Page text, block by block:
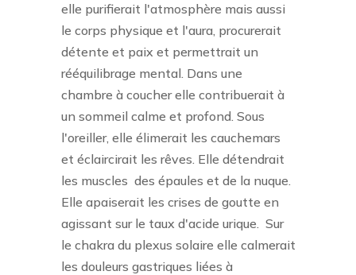
elle purifierait l'atmosphère mais aussi
le corps physique et l'aura, procurerait
détente et paix et permettrait un
rééquilibrage mental. Dans une
chambre à coucher elle contribuerait à
un sommeil calme et profond. Sous
l'oreiller, elle élimerait les cauchemars
et éclaircirait les rêves. Elle détendrait
les muscles des épaules et de la nuque.
Elle apaiserait les crises de goutte en
agissant sur le taux d'acide urique. Sur
le chakra du plexus solaire elle calmerait
les douleurs gastriques liées à